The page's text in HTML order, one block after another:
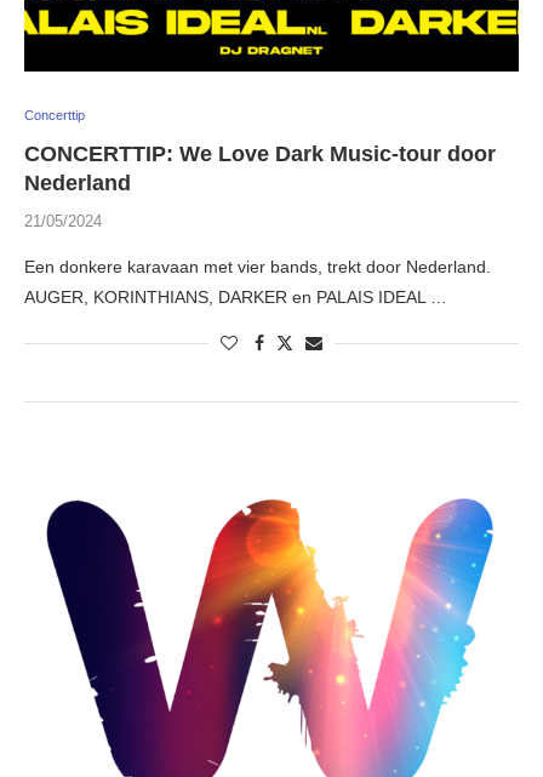
Concerttip
CONCERTTIP: We Love Dark Music-tour door
Nederland
21/05/2024
Een donkere karavaan met vier bands, trekt door Nederland.
AUGER, KORINTHIANS, DARKER en PALAIS IDEAL …